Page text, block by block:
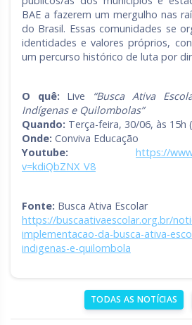
BAE a fazerem um mergulho nas
do Brasil. Essas comunidades se
identidades e valores próprios,
um percurso histórico de luta por
O quê: Live “Busca Ativa
Indígenas e Quilombolas”
Quando: Terça-feira, 30/06, às 15h
Onde: Conviva Educação
Youtube:
https://
v=kdiQbZNX_V8
Fonte: Busca Ativa Escolar
https://buscaativaescolar.org.br/
implementacao-da-busca-ativa-
indigenas-e-quilombola
TODAS AS NOTÍCIAS